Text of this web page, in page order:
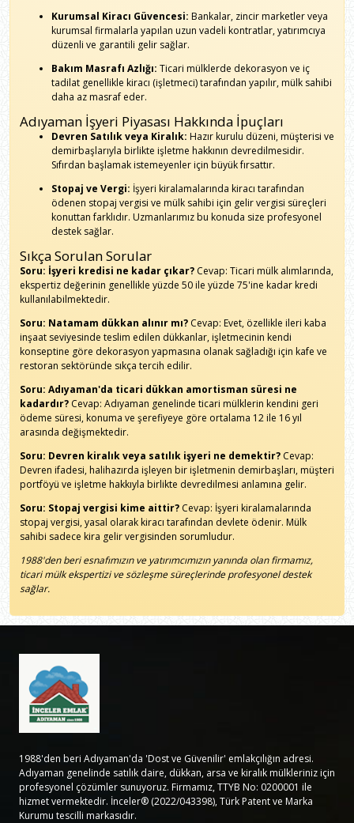
Kurumsal Kiracı Güvencesi: Bankalar, zincir marketler veya
kurumsal firmalarla yapılan uzun vadeli kontratlar, yatırımcıya
düzenli ve garantili gelir sağlar.
Bakım Masrafı Azlığı: Ticari mülklerde dekorasyon ve iç
tadilat genellikle kiracı (işletmeci) tarafından yapılır, mülk sahibi
daha az masraf eder.
Adıyaman İşyeri Piyasası Hakkında İpuçları
Devren Satılık veya Kiralık: Hazır kurulu düzeni, müşterisi ve
demirbaşlarıyla birlikte işletme hakkının devredilmesidir.
Sıfırdan başlamak istemeyenler için büyük fırsattır.
Stopaj ve Vergi: İşyeri kiralamalarında kiracı tarafından
ödenen stopaj vergisi ve mülk sahibi için gelir vergisi süreçleri
konuttan farklıdır. Uzmanlarımız bu konuda size profesyonel
destek sağlar.
Sıkça Sorulan Sorular
Soru: İşyeri kredisi ne kadar çıkar? Cevap: Ticari mülk alımlarında,
ekspertiz değerinin genellikle yüzde 50 ile yüzde 75'ine kadar kredi
kullanılabilmektedir.
Soru: Natamam dükkan alınır mı? Cevap: Evet, özellikle ileri kaba
inşaat seviyesinde teslim edilen dükkanlar, işletmecinin kendi
konseptine göre dekorasyon yapmasına olanak sağladığı için kafe ve
restoran sektöründe sıkça tercih edilir.
Soru: Adıyaman'da ticari dükkan amortisman süresi ne
kadardır? Cevap: Adıyaman genelinde ticari mülklerin kendini geri
ödeme süresi, konuma ve şerefiyeye göre ortalama 12 ile 16 yıl
arasında değişmektedir.
Soru: Devren kiralık veya satılık işyeri ne demektir? Cevap:
Devren ifadesi, halihazırda işleyen bir işletmenin demirbaşları, müşteri
portföyü ve işletme hakkıyla birlikte devredilmesi anlamına gelir.
Soru: Stopaj vergisi kime aittir? Cevap: İşyeri kiralamalarında
stopaj vergisi, yasal olarak kiracı tarafından devlete ödenir. Mülk
sahibi sadece kira gelir vergisinden sorumludur.
1988'den beri esnafımızın ve yatırımcımızın yanında olan firmamız,
ticari mülk ekspertizi ve sözleşme süreçlerinde profesyonel destek
sağlar.
1988'den beri Adıyaman'da 'Dost ve Güvenilir' emlakçılığın adresi.
Adıyaman genelinde satılık daire, dükkan, arsa ve kiralık mülkleriniz için
profesyonel çözümler sunuyoruz. Firmamız, TTYB No: 0200001 ile
hizmet vermektedir. İnceler® (2022/043398), Türk Patent ve Marka
Kurumu tescilli markasıdır.